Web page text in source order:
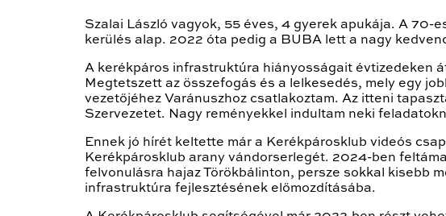
Szalai László vagyok, 55 éves, 4 gyerek apukája. A 70-
kerülés alap. 2022 óta pedig a BUBA lett a nagy
A kerékpáros infrastruktúra hiányosságait évtizedeken
Megtetszett az összefogás és a lelkesedés, mely egy
vezetőjéhez Varánuszhoz csatlakoztam. Az itteni
Szervezetet. Nagy reményekkel indultam neki
Ennek jó hírét keltette már a Kerékpárosklub videós
Kerékpárosklub arany vándorserlegét. 2024-ben
felvonulásra hajaz Törökbálinton, persze sokkal kisebb
infrastruktúra fejlesztésének előmozdításába.